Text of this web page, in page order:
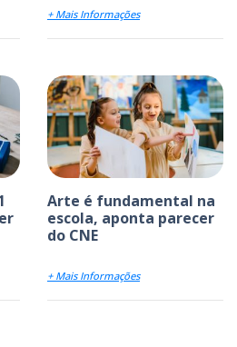
+ Mais Informações
Arte é fundamental na
escola, aponta parecer
do CNE
+ Mais Informações